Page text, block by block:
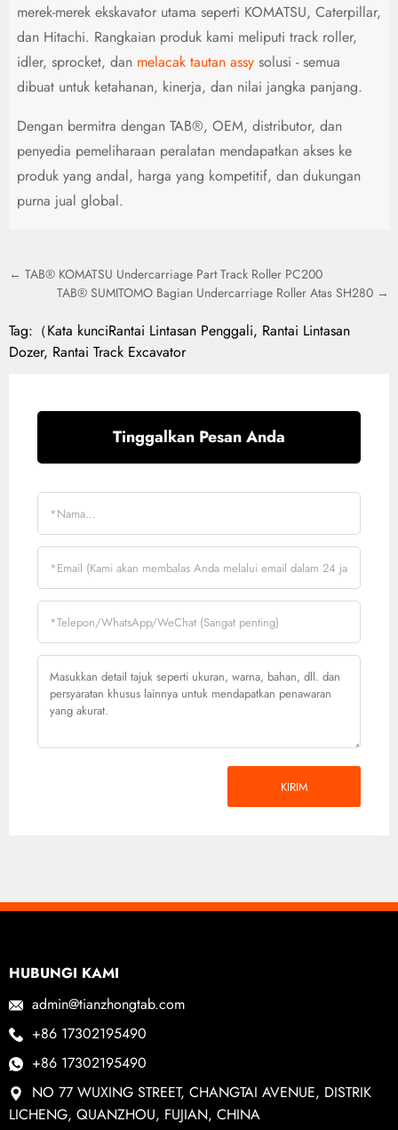
merek-merek ekskavator utama seperti KOMATSU, Caterpillar,
dan Hitachi. Rangkaian produk kami meliputi track roller,
idler, sprocket, dan melacak tautan assysolusi - semua
dibuat untuk ketahanan, kinerja, dan nilai jangka panjang.
Dengan bermitra dengan TAB®, OEM, distributor, dan
penyedia pemeliharaan peralatan mendapatkan akses ke
produk yang andal, harga yang kompetitif, dan dukungan
purna jual global.
← TAB® KOMATSU Undercarriage Part Track Roller PC200
TAB® SUMITOMO Bagian Undercarriage Roller Atas SH280 →
Tag:（Kata kunciRantai Lintasan Penggali, Rantai Lintasan
Dozer, Rantai Track Excavator
Tinggalkan Pesan Anda
KIRIM
HUBUNGI KAMI
admin@tianzhongtab.com
+86 17302195490
+86 17302195490
NO 77 WUXING STREET, CHANGTAI AVENUE, DISTRIK
LICHENG, QUANZHOU, FUJIAN, CHINA